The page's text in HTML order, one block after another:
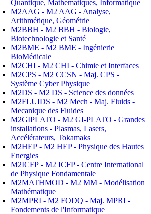
Quantique, Mathematiques, Informatique
M2AAG - M2 AAG - Analyse,
Arithmétique, Géométrie
M2BBH - M2 BBH - Biologie,
Biotechnologie et Santé
M2BME - M2 BME - Ingénierie
BioMédicale
M2CHI - M2 CHI - Chimie et Interfaces
M2CPS - M2 CCSN - Maj. CPS -
Système Cyber Physique
M2DS - M2 DS - Science des données
M2FLUIDS - M2 Mech - Maj. Fluids -
Mecanique des Fluides
M2GIPLATO - M2 GI-PLATO - Grandes
installations - Plasmas, Lasers,
Accélérateurs, Tokamaks
M2HEP - M2 HEP - Physique des Hautes
Energies
M2ICFP - M2 ICFP - Centre International
de Physique Fondamentale
M2MATHMOD - M2 MM - Modélisation
Mathématique
M2MPRI - M2 FODQ - Maj. MPRI -
Fondements de l'Informatique